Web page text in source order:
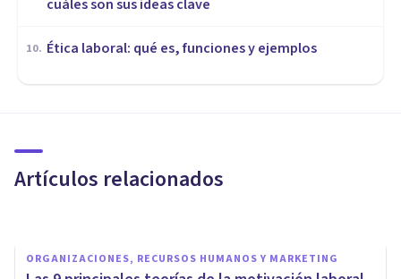
cuáles son sus ideas clave
10. Ética laboral: qué es, funciones y ejemplos
Artículos relacionados
La gestión emocional ante el
nueva empresa
ORGANIZACIONES, RECURSOS HUMANOS Y MARKETING